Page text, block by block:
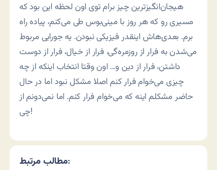
هیجان‌انگیزترین چیز برام توی اون لحظه این بود که
مسیری رو که هر روز با مینی‌بوس طی می‌کنم، پیاده راه
برم. بعدی‌هاش اینقدر فیزیکی نبودن. یه جورایی مربوط
می‌شدن به فرار از روزمره‌گی، فرار از خیال، فرار از دوست
داشتن، فرار از دین و… اون وقتا انتخاب اینکه از چه
چیزی می‌خوام فرار کنم اصلا مشکل نبود اما در حال
حاضر مشکلم اینه که می‌خوام فرار کنم. اما نمی‌دونم از
چی!
مطالب مرتبط: